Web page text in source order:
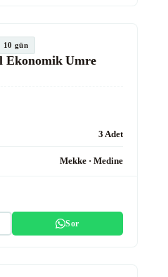
10 gün
Ekonomik Umre
3 Adet
Mekke · Medine
Sor